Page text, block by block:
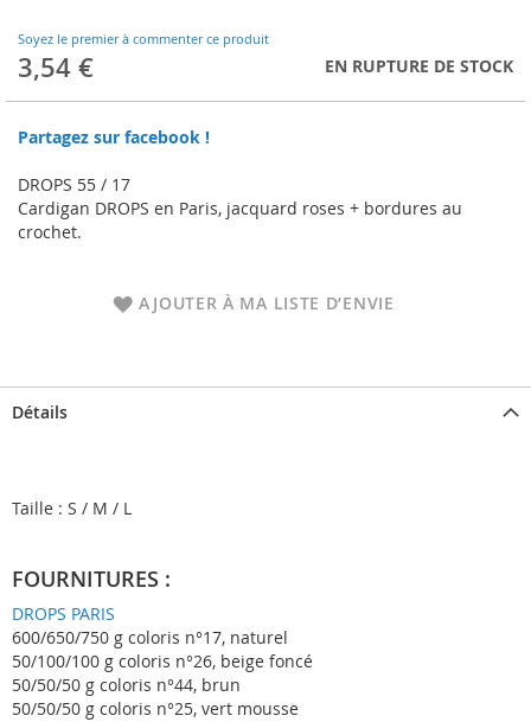
Soyez le premier à commenter ce produit
3,54 € EN RUPTURE DE STOCK
Partagez sur facebook !
DROPS 55 / 17
Cardigan DROPS en Paris, jacquard roses + bordures au
crochet.
AJOUTER À MA LISTE D’ENVIE
beginning
of
the
gallery
Détails
Taille : S / M / L
FOURNITURES :
DROPS PARIS
600/650/750 g coloris n°17, naturel
50/100/100 g coloris n°26, beige foncé
50/50/50 g coloris n°44, brun
50/50/50 g coloris n°25, vert mousse